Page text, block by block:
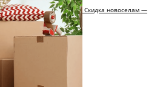
Скидка новоселам —